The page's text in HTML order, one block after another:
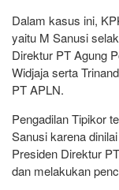
Dalam kasus ini,
yaitu M Sanusi
Direktur PT Agung
Widjaja serta
PT APLN.
Pengadilan Tipikor
Sanusi karena
Presiden Direktur
dan melakukan